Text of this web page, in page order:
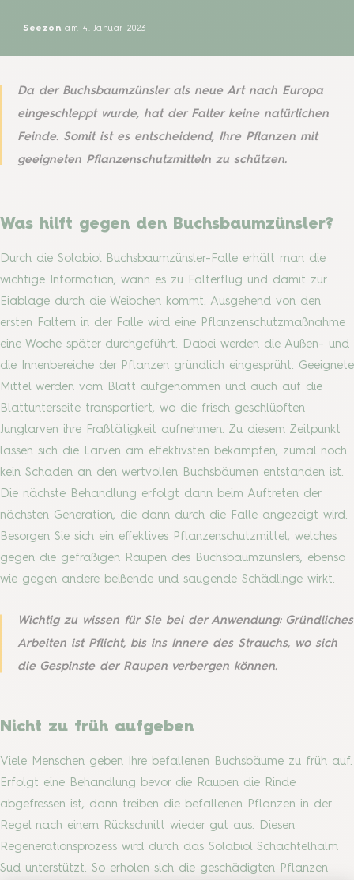
den Buchsbaumzünsler tun können. Der
gefräßige Raupe verursacht Schäden an den geliebten
Buchsbäumen, welche diese dauerhaft absterben […]
Seezon am 4. Januar 2023
Da der Buchsbaumzünsler als neue Art nach Europa
eingeschleppt wurde, hat der Falter keine natürlichen
Feinde. Somit ist es entscheidend, Ihre Pflanzen mit
geeigneten Pflanzenschutzmitteln zu schützen.
Was hilft gegen den Buchsbaumzünsler?
Durch die Solabiol Buchsbaumzünsler-Falle erhält man die
wichtige Information, wann es zu Falterflug und damit zur
Eiablage durch die Weibchen kommt. Ausgehend von den
ersten Faltern in der Falle wird eine Pflanzenschutzmaßnahme
eine Woche später durchgeführt. Dabei werden die Außen- und
die Innenbereiche der Pflanzen gründlich eingesprüht. Geeignete
Mittel werden vom Blatt aufgenommen und auch auf die
Blattunterseite transportiert, wo die frisch geschlüpften
Junglarven ihre Fraßtätigkeit aufnehmen. Zu diesem Zeitpunkt
lassen sich die Larven am effektivsten bekämpfen, zumal noch
kein Schaden an den wertvollen Buchsbäumen entstanden ist.
Die nächste Behandlung erfolgt dann beim Auftreten der
nächsten Generation, die dann durch die Falle angezeigt wird.
Besorgen Sie sich ein effektives Pflanzenschutzmittel, welches
gegen die gefräßigen Raupen des Buchsbaumzünslers, ebenso
wie gegen andere beißende und saugende Schädlinge wirkt.
Wichtig zu wissen für Sie bei der Anwendung: Gründliches
Arbeiten ist Pflicht, bis ins Innere des Strauchs, wo sich
die Gespinste der Raupen verbergen können.
Nicht zu früh aufgeben
Viele Menschen geben Ihre befallenen Buchsbäume zu früh auf.
Erfolgt eine Behandlung bevor die Raupen die Rinde
abgefressen ist, dann treiben die befallenen Pflanzen in der
Regel nach einem Rückschnitt wieder gut aus. Diesen
Regenerationsprozess wird durch das Solabiol Schachtelhalm
Sud unterstützt. So erholen sich die geschädigten Pflanzen